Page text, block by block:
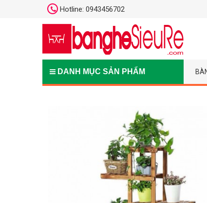
Hotline: 0943456702
DANH MỤC SẢN PHẨM